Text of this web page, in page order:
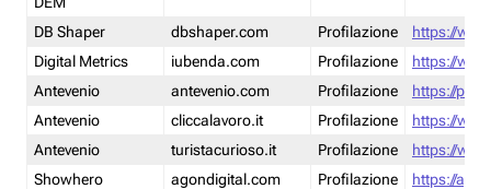
DB Shaper
dbshaper.com Profilazione
https://
Digital Metrics
iubenda.com Profilazione
https://
Antevenio
antevenio.com Profilazione
https://
Antevenio
cliccalavoro.it Profilazione
https://
Antevenio
turistacurioso.it Profilazione
https://
Showhero
agondigital.com Profilazione
https://